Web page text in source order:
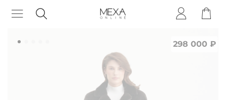
298 000 ₽